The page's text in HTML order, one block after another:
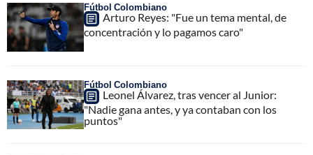
Fútbol Colombiano
Arturo Reyes: "Fue un tema mental, de
concentración y lo pagamos caro"
Fútbol Colombiano
Leonel Álvarez, tras vencer al Junior:
"Nadie gana antes, y ya contaban con los
puntos"